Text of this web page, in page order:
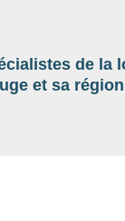
de la
et sa région